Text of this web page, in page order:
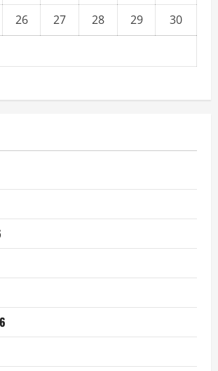
26 27 28 29
30